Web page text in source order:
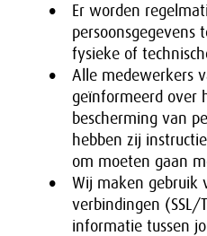
Er worden
persoonsgegevens
fysieke of
Alle medewerkers
geïnformeerd over
bescherming van
hebben zij
om moeten gaan
Wij maken gebruik
verbindingen (SSL/
informatie tussen